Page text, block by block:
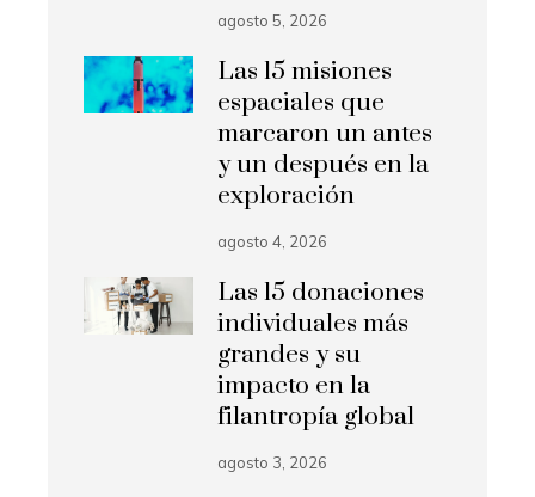
agosto 5, 2026
Las 15 misiones
espaciales que
marcaron un antes
y un después en la
exploración
agosto 4, 2026
Las 15 donaciones
individuales más
grandes y su
impacto en la
filantropía global
agosto 3, 2026